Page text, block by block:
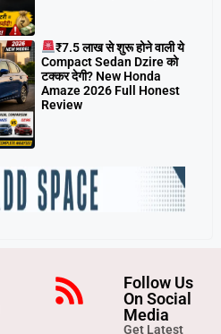
₹7.5 लाख से शुरू होने वाली ये
Compact Sedan Dzire को
टक्कर देगी? New Honda
Amaze 2026 Full Honest
Review
Follow Us
On Social
Media
Get Latest